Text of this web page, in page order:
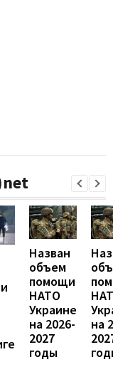
Назван
объем
помощи
НАТО
Украине
на 2026-
2027
годы
на